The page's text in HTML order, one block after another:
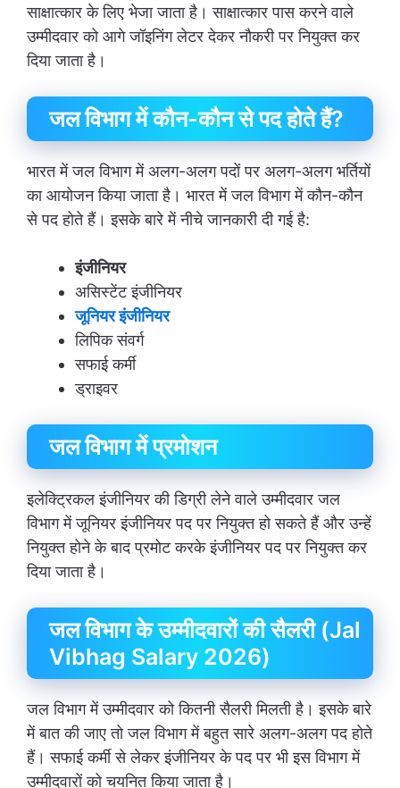
साक्षात्कार के लिए भेजा जाता है। साक्षात्कार पास करने वाले
उम्मीदवार को आगे जॉइनिंग लेटर देकर नौकरी पर नियुक्त कर
दिया जाता है।
जल विभाग में कौन-कौन से पद होते हैं?
भारत में जल विभाग में अलग-अलग पदों पर अलग-अलग भर्तियों
का आयोजन किया जाता है। भारत में जल विभाग में कौन-कौन
से पद होते हैं। इसके बारे में नीचे जानकारी दी गई है:
इंजीनियर
असिस्टेंट इंजीनियर
जूनियर इंजीनियर
लिपिक संवर्ग
सफाई कर्मी
ड्राइवर
जल विभाग में प्रमोशन
इलेक्ट्रिकल इंजीनियर की डिग्री लेने वाले उम्मीदवार जल
विभाग में जूनियर इंजीनियर पद पर नियुक्त हो सकते हैं और उन्हें
नियुक्त होने के बाद प्रमोट करके इंजीनियर पद पर नियुक्त कर
दिया जाता है।
जल विभाग के उम्मीदवारों की सैलरी (Jal
Vibhag Salary 2026)
जल विभाग में उम्मीदवार को कितनी सैलरी मिलती है। इसके बारे
में बात की जाए तो जल विभाग में बहुत सारे अलग-अलग पद होते
हैं। सफाई कर्मी से लेकर इंजीनियर के पद पर भी इस विभाग में
उम्मीदवारों को चयनित किया जाता है।